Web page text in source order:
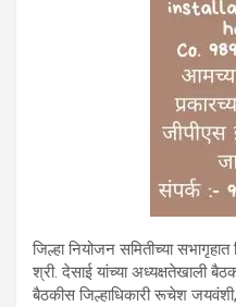
जिल्हा नियोजन समितीच्या सभागृहात
श्री. देसाई यांच्या अध्यक्षतेखाली
बैठकीस जिल्हाधिकारी रूचेश